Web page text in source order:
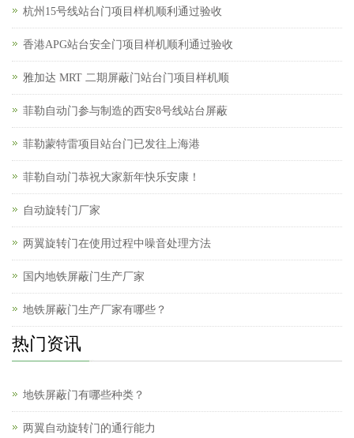
杭州15号线站台门项目样机顺利通过验收
香港APG站台安全门项目样机顺利通过验收
雅加达 MRT 二期屏蔽门站台门项目样机顺
菲勒自动门参与制造的西安8号线站台屏蔽
菲勒蒙特雷项目站台门已发往上海港
菲勒自动门恭祝大家新年快乐安康！
自动旋转门厂家
两翼旋转门在使用过程中噪音处理方法
国内地铁屏蔽门生产厂家
地铁屏蔽门生产厂家有哪些？
热门资讯
地铁屏蔽门有哪些种类？
两翼自动旋转门的通行能力